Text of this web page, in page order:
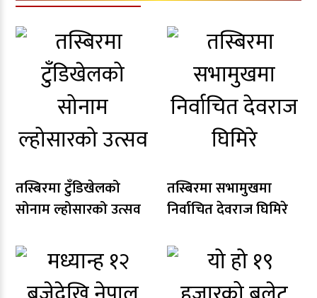
तस्बिरमा टुँडिखेलको
सोनाम ल्होसारको उत्सव
तस्बिरमा सभामुखमा
निर्वाचित देवराज घिमिरे